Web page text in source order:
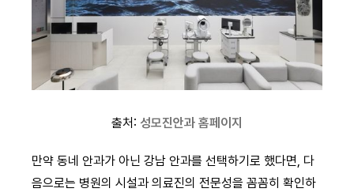
출처: 성모진안과 홈페이지
만약 동네 안과가 아닌 강남 안과를 선택하기로 했다면, 다
음으로는 병원의 시설과 의료진의 전문성을 꼼꼼히 확인하